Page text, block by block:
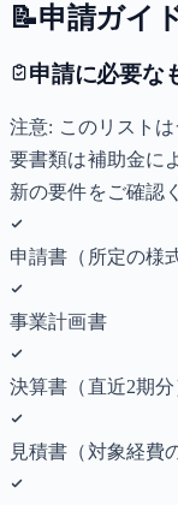
📝申請ガイ
申請に必要な
注意: このリスト
要書類は補助金に
新の要件をご確認
申請書（所定の様
事業計画書
決算書（直近2期分
見積書（対象経費